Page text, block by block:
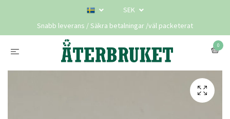
SEK
Snabb leverans / Säkra betalningar /väl packeterat
0